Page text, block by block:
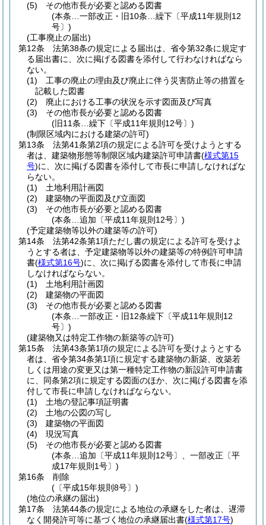
(5)
その他市長が必要と認める図書
(本条…一部改正・旧10条…繰下〔平成11年規則12
号〕)
(工事廃止の届出)
第12条
法第38条の規定による届出は、省令第32条に規定す
る届出書に、次に掲げる図書を添付して行わなければなら
ない。
(1)
工事の廃止の理由及び廃止に伴う災害防止等の措置を
記載した図書
(2)
廃止における工事の状況を示す図面及び写真
(3)
その他市長が必要と認める図書
(旧11条…繰下〔平成11年規則12号〕)
(制限区域内における建築の許可)
第13条
法第41条第2項の規定による許可を受けようとする
者は、建築物形態等制限区域内建築許可申請書(様式第15
号)に、次に掲げる図書を添付して市長に申請しなければな
らない。
(1)
土地利用計画図
(2)
建築物の平面図及び立面図
(3)
その他市長が必要と認める図書
(本条…追加〔平成11年規則12号〕)
(予定建築物等以外の建築等の許可)
第14条
法第42条第1項ただし書の規定による許可を受けよ
うとする者は、予定建築物等以外の建築等の特例許可申請
書(様式第16号)に、次に掲げる図書を添付して市長に申請
しなければならない。
(1)
土地利用計画図
(2)
建築物の平面図
(3)
その他市長が必要と認める図書
(本条…一部改正・旧12条繰下〔平成11年規則12
号〕)
(建築物又は特定工作物の新築等の許可)
第15条
法第43条第1項の規定による許可を受けようとする
者は、省令第34条第1項に規定する建築物の新築、改築若
しくは用途の変更又は第一種特定工作物の新設許可申請書
に、同条第2項に規定する図面のほか、次に掲げる図書を添
付して市長に申請しなければならない。
(1)
土地の登記事項証明書
(2)
土地の公図の写し
(3)
建築物の平面図
(4)
現況写真
(5)
その他市長が必要と認める図書
(本条…追加〔平成11年規則12号〕、一部改正〔平
成17年規則1号〕)
第16条
削除
(〔平成15年規則8号〕)
(地位の承継の届出)
第17条
法第44条の規定による地位の承継をした者は、遅滞
なく開発許可等に基づく地位の承継届出書(様式第17号)